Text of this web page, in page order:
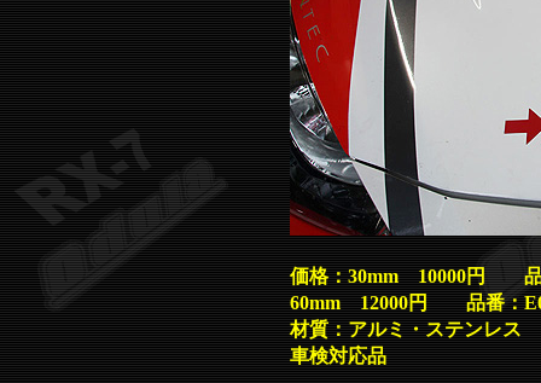
価格：30mm 10000円 品
60mm 12000円 品番：
材質：アルミ・ステンレス
車検対応品